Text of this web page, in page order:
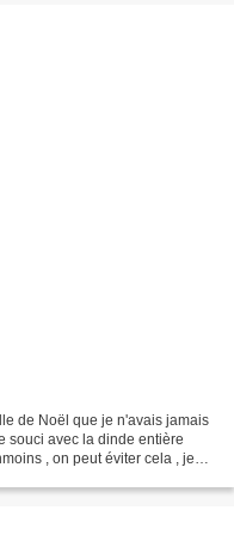
de Noël que je n'avais jamais
souci avec la dinde entière
, on peut éviter cela , je